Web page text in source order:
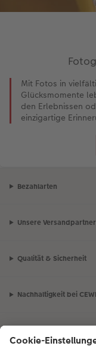
Mit Fotos in
Glücksmomente
den Erlebnissen
einzigartige
Bezahlarten
Unsere Versandpartner
Qualität & Sicherheit
Nachhaltigkeit bei